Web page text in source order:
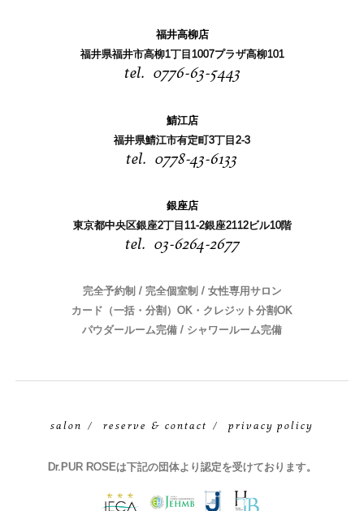
福井高柳店
福井県福井市高柳1丁目1007プラザ高柳101
0776-63-5443
鯖江店
福井県鯖江市有定町3丁目2-3
0778-43-6133
銀座店
東京都中央区銀座2丁目11-2銀座2112ビル10階
03-6264-2677
完全予約制 / 完全個室制 / 女性専用サロン
カード（一括・分割）OK・クレジット分割OK
パウダールーム完備 / シャワールーム完備
salon reserve & contact privacy policy
Dr.PUR ROSEは下記の団体より認定を受けております。